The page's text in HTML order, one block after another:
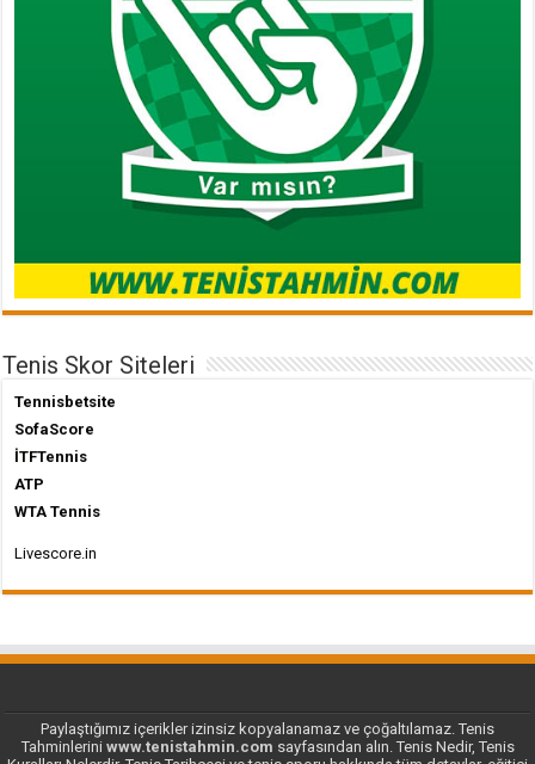
Tenis Skor Siteleri
Tennisbetsite
SofaScore
İTFTennis
ATP
WTA Tennis
Livescore.in
Paylaştığımız içerikler izinsiz kopyalanamaz ve çoğaltılamaz. Tenis
Tahminlerini www.tenistahmin.com sayfasından alın. Tenis Nedir, Tenis